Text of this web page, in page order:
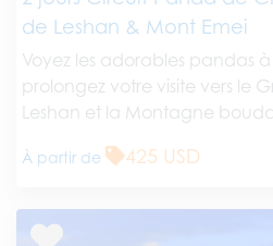
de Leshan & Mont Emei
Voyez les adorables pandas
prolongez votre visite vers le
Leshan et la Montagne
À partir de 425 USD